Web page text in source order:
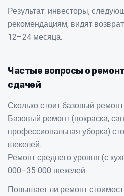
Результат: инвесторы,
рекомендациям, видят
12–24 месяца.
Частые вопросы о
сдачей
Сколько стоит базовый
Базовый ремонт (покраска,
профессиональная уборка)
шекелей.
Ремонт среднего уровня (с
000–35 000 шекелей.
Повышает ли ремонт